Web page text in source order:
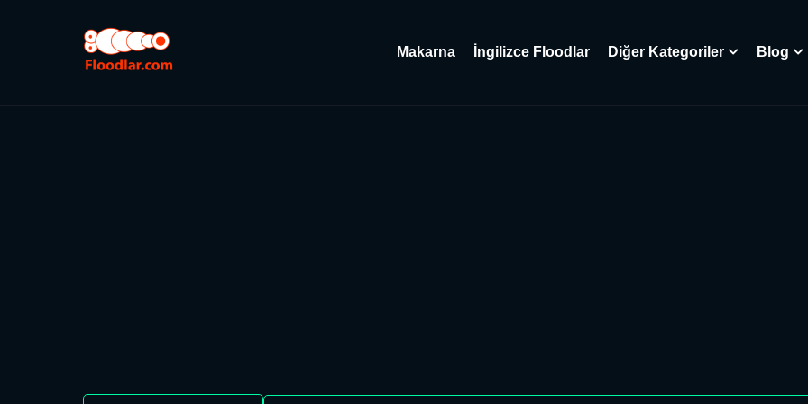
Makarna İngilizce Floodlar Diğer Kategoriler Blog